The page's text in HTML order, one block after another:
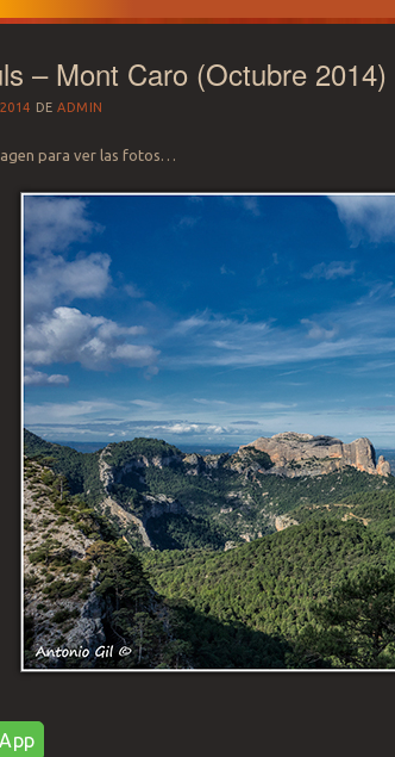
– Mont Caro (Octubre 2014)
DEADMIN
para ver las fotos…